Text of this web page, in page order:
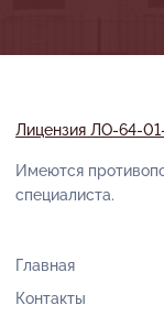
Лицензия ЛО-64-
Имеются
специалиста.
Главная
Контакты